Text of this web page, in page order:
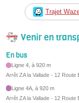
Trajet
Venir en
En bus
Ligne 4, à 920 m
Arrêt ZA la Vallade - 12 Route
Ligne 4A, à 920 m
Arrêt ZA la Vallade - 12 Route